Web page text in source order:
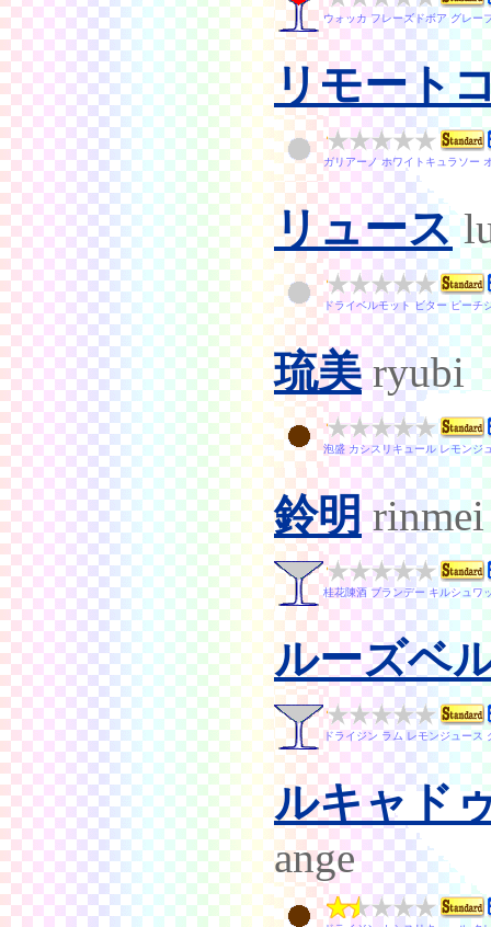
ウォッカ フレーズドボア グレー
リモート
ガリアーノ ホワイトキュラソー
リュース
ドライベルモット ビター ピーチ
琉美 ryubi
泡盛 カシスリキュール レモンジ
鈴明 rinmei
桂花陳酒 ブランデー キルシュワ
ルーズベ
ドライジン ラム レモンジュース
ルキャド
ange